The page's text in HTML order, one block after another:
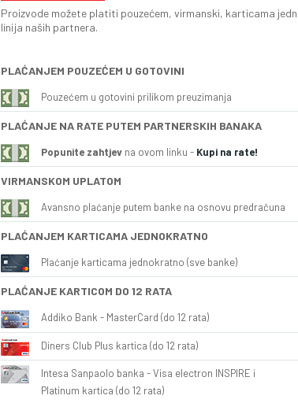
Proizvode možete platiti pouzećem, virmanski, karticama
linija naših partnera.
PLAĆANJEM POUZEĆEM U GOTOVINI
Pouzećem u gotovini prilikom preuzimanja
PLAĆANJE NA RATE PUTEM PARTNERSKIH BANAKA
Popunite zahtjev na ovom linku - Kupi na rate!
VIRMANSKOM UPLATOM
Avansno plaćanje putem banke na osnovu predračuna
PLAĆANJEM KARTICAMA JEDNOKRATNO
Plaćanje karticama jednokratno (sve banke)
PLAĆANJE KARTICOM DO 12 RATA
Addiko Bank - MasterCard (do 12 rata)
Diners Club Plus kartica (do 12 rata)
Intesa Sanpaolo banka - Visa electron INSPIRE i
Platinum kartica (do 12 rata)